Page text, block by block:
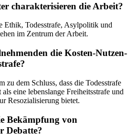
charakterisieren die Arbeit?
Ethik, Todesstrafe, Asylpolitik und
im Zentrum der Arbeit.
die Kosten-Nutzen-
zu dem Schluss, dass die Todesstrafe
eine lebenslange Freiheitsstrafe und
Resozialisierung bietet.
Bekämpfung von
Debatte?